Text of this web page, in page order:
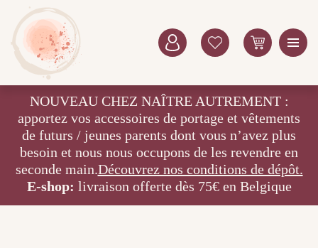
NOUVEAU CHEZ NAÎTRE AUTREMENT :
apportez vos accessoires de portage et vêtements
de futurs / jeunes parents dont vous n’avez plus
besoin et nous nous occupons de les revendre en
seconde main.Découvrez nos conditions de dépôt.
E-shop: livraison offerte dès 75€ en Belgique